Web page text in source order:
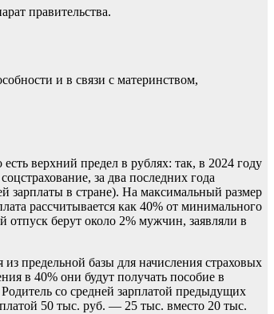
правительства.
и в связи с материнством,
верхний предел в рублях: так, в 2024 году
за два последних года
зарплаты в стране). На максимальный размер
рассчитывается как 40% от минимального
берут около 2% мужчин, заявляли в
предельной базы для начисления страховых
в 40% они будут получать пособие в
со средней зарплатой предыдущих
50 тыс. руб. — 25 тыс. вместо 20 тыс.